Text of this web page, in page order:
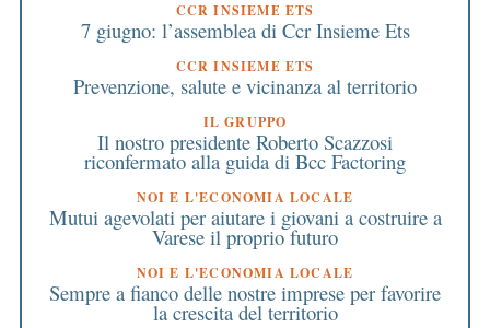
CCR INSIEME ETS
7 giugno: l’assemblea di Ccr Insieme Ets
CCR INSIEME ETS
Prevenzione, salute e vicinanza al territorio
IL GRUPPO
Il nostro presidente Roberto Scazzosi
riconfermato alla guida di Bcc Factoring
NOI E L'ECONOMIA LOCALE
Mutui agevolati per aiutare i giovani a costruire a
Varese il proprio futuro
NOI E L'ECONOMIA LOCALE
Sempre a fianco delle nostre imprese per favorire
la crescita del territorio